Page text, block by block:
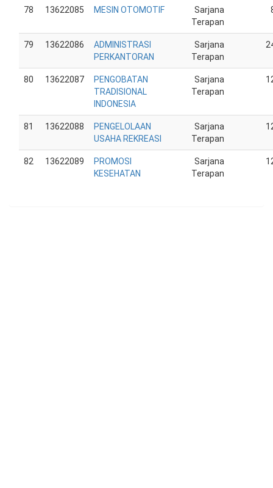
78 13622085 MESIN OTOMOTIF
Sarjana
Terapan
79 13622086
ADMINISTRASI
PERKANTORAN
Sarjana
Terapan
80 13622087
PENGOBATAN
TRADISIONAL
INDONESIA
Sarjana
Terapan
81 13622088
PENGELOLAAN
USAHA REKREASI
Sarjana
Terapan
82 13622089
PROMOSI
KESEHATAN
Sarjana
Terapan